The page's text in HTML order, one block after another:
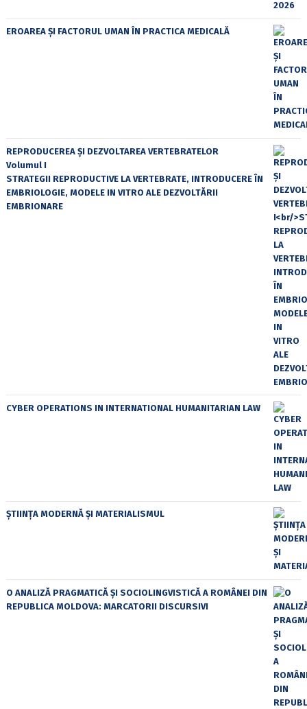
EROAREA ȘI FACTORUL UMAN ÎN PRACTICA MEDICALĂ
REPRODUCEREA ȘI DEZVOLTAREA VERTEBRATELOR
Volumul I
STRATEGII REPRODUCTIVE LA VERTEBRATE, INTRODUCERE ÎN
EMBRIOLOGIE, MODELE IN VITRO ALE DEZVOLTĂRII
EMBRIONARE
CYBER OPERATIONS IN INTERNATIONAL HUMANITARIAN LAW
ȘTIINȚA MODERNĂ ȘI MATERIALISMUL
O ANALIZĂ PRAGMATICĂ ȘI SOCIOLINGVISTICĂ A ROMÂNEI DIN
REPUBLICA MOLDOVA: MARCATORII DISCURSIVI